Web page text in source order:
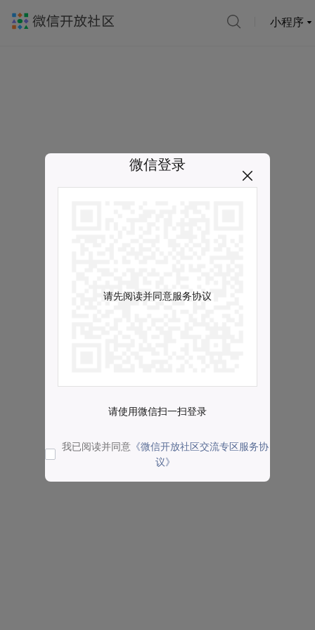
小程序
微信登录
请先阅读并同意服务协议
请使用微信扫一扫登录
我已阅读并同意 《微信开放社区交流专区服务协
议》